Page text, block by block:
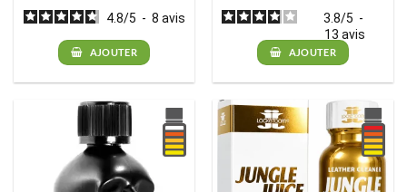
4.8/5 - 8 avis
AJOUTER
3.8/5 -
13 avis
AJOUTER